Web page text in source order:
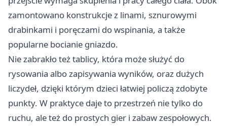
zamontowano konstrukcje z linami, sznurowymi
drabinkami i poręczami do wspinania, a także
popularne bocianie gniazdo.
Nie zabrakło też tablicy, która może służyć do
rysowania albo zapisywania wyników, oraz dużych
liczydeł, dzięki którym dzieci łatwiej policzą zdobyte
punkty. W praktyce daje to przestrzeń nie tylko do
ruchu, ale też do prostych gier i zabaw zespołowych.